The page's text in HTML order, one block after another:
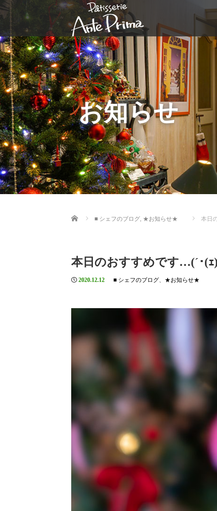
お知らせ
Home ■ シェフのブログ, ★お知らせ★ 本日
本日のおすすめです…(´･(ｪ
2020.12.12 ■ シェフのブログ、 ★お知らせ★